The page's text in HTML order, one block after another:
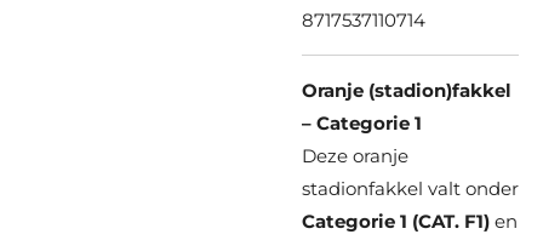
8717537110714
Oranje (stadion)fakkel
– Categorie 1
Deze oranje
stadionfakkel valt onder
Categorie 1 (CAT. F1) en